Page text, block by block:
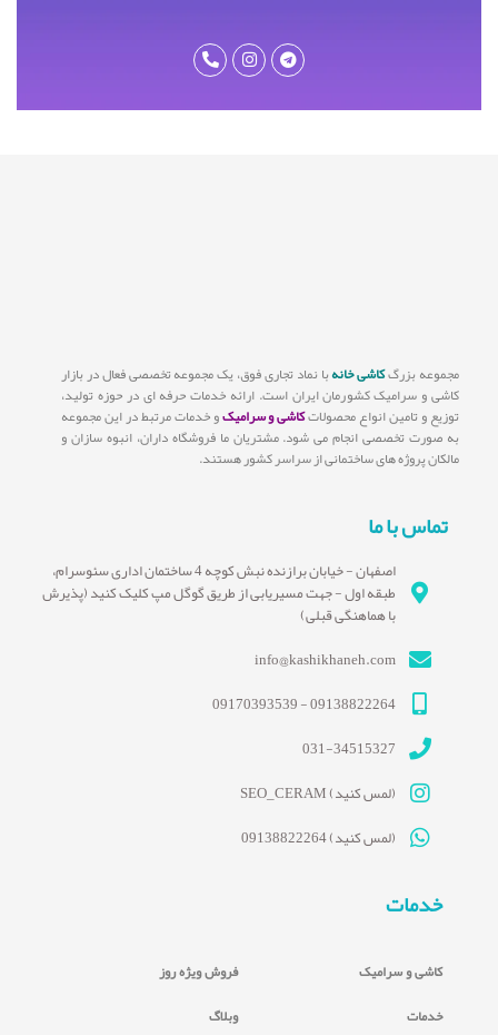
مجموعه بزرگکاشی خانهبا نماد تجاری فوق، یک مجموعه تخصصی فعال در بازار
کاشی و سرامیک کشورمان ایران است. ارائه خدمات حرفه ای در حوزه تولید،
توزیع و تامین انواع محصولاتکاشی و سرامیکو خدمات مرتبط در این مجموعه
به صورت تخصصی انجام می شود. مشتریان ما فروشگاه داران، انبوه سازان و
مالکان پروژه های ساختمانی از سراسر کشور هستند.
تماس با ما
اصفهان - خیابان برازنده نبش کوچه 4 ساختمان اداری سئوسرام،
طبقه اول - جهت مسیریابی از طریق گوگل مپ کلیک کنید (پذیرش
با هماهنگی قبلی)
info@kashikhaneh.com
09138822264 - 09170393539
031-34515327
(لمس کنید) SEO_CERAM
(لمس کنید) 09138822264
خدمات
کاشی و سرامیک
خدمات
فروش ویژه روز
وبلاگ